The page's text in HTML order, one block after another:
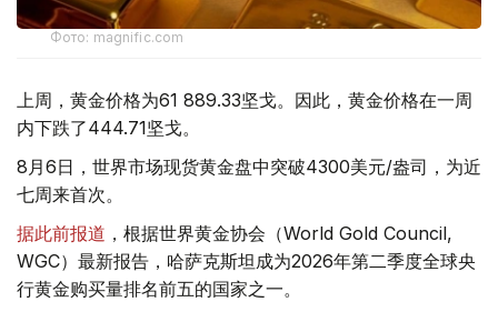
Фото: magnific.com
上周，黄金价格为61 889.33坚戈。因此，黄金价格在一周
内下跌了444.71坚戈。
8月6日，世界市场现货黄金盘中突破4300美元/盎司，为近
七周来首次。
据此前报道 ，根据世界黄金协会（World Gold Council,
WGC）最新报告，哈萨克斯坦成为2026年第二季度全球央
行黄金购买量排名前五的国家之一。